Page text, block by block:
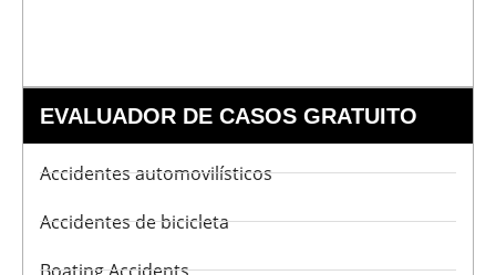
EVALUADOR DE CASOS GRATUITO
Accidentes automovilísticos
Accidentes de bicicleta